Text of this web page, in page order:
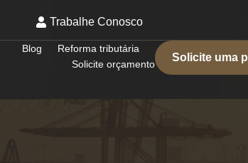
Trabalhe Conosco
Blog
Reforma tributária
Solicite orçamento
Solicite uma